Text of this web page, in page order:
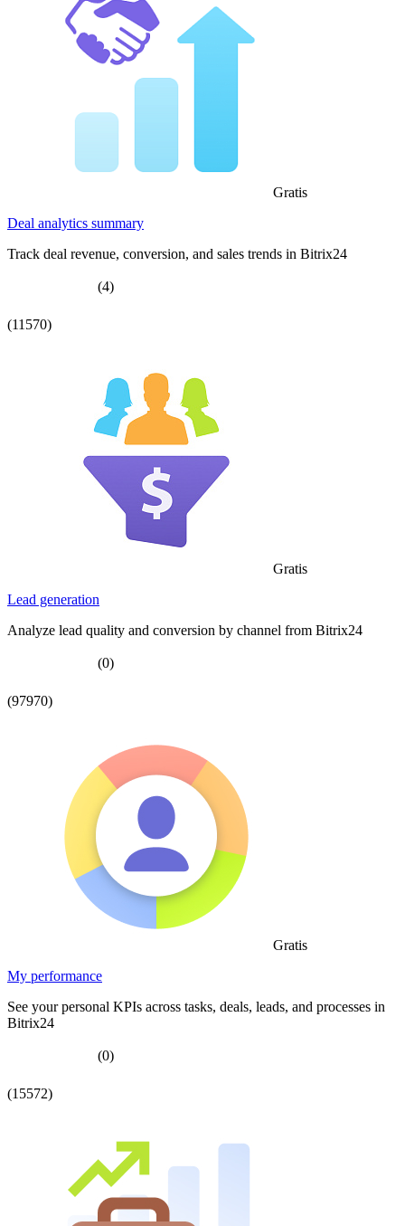
Gratis
Deal analytics summary
Track deal revenue, conversion, and sales trends in Bitrix24
(4)
(11570)
Gratis
Lead generation
Analyze lead quality and conversion by channel from Bitrix24
(0)
(97970)
Gratis
My performance
See your personal KPIs across tasks, deals, leads, and processes in
Bitrix24
(0)
(15572)